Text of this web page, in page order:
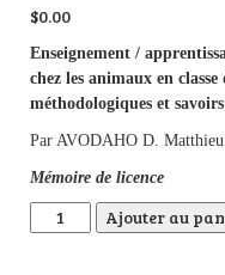
$0.00
Enseignement /
chez les animaux en
méthodologiques et
Par AVODAHO D.
Mémoire de licence
quantité deAjouter au